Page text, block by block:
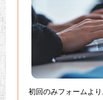
初回のみフォームより